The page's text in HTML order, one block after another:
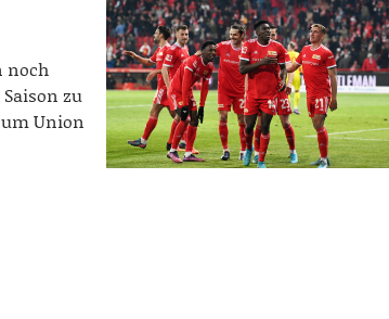
noch
zu
Union